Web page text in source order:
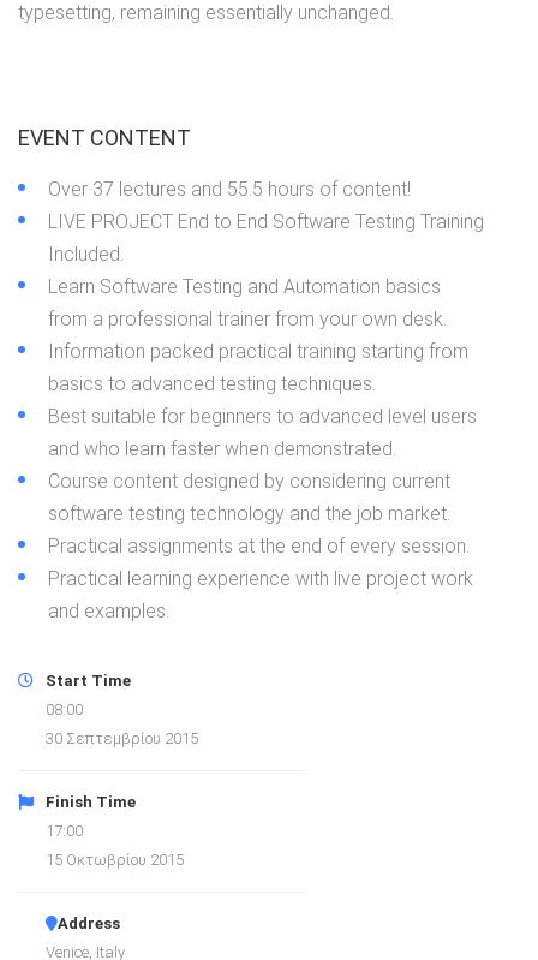
typesetting, remaining essentially unchanged.
EVENT CONTENT
Over 37 lectures and 55.5 hours of content!
LIVE PROJECT End to End Software Testing Training
Included.
Learn Software Testing and Automation basics
from a professional trainer from your own desk.
Information packed practical training starting from
basics to advanced testing techniques.
Best suitable for beginners to advanced level users
and who learn faster when demonstrated.
Course content designed by considering current
software testing technology and the job market.
Practical assignments at the end of every session.
Practical learning experience with live project work
and examples.
Start Time
08:00
30 Σεπτεμβρίου 2015
Finish Time
17:00
15 Οκτωβρίου 2015
Address
Venice, Italy